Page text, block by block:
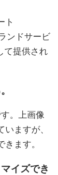
ト
ンドサービ
て提供され
。上画像
ますが、
ます。
イズでき